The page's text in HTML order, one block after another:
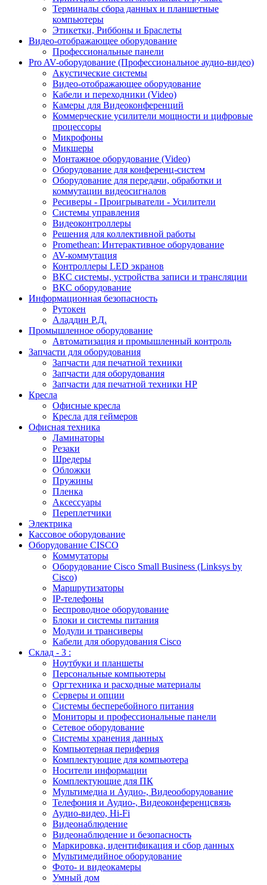
Терминалы сбора данных и планшетные
компьютеры
Этикетки, Риббоны и Браслеты
Видео-отображающее оборудование
Профессиональные панели
Pro AV-оборудование (Профессиональное аудио-видео)
Акустические системы
Видео-отображающее оборудование
Кабели и переходники (Video)
Камеры для Видеоконференций
Коммерческие усилители мощности и цифровые
процессоры
Микрофоны
Микшеры
Монтажное оборудование (Video)
Оборудование для конференц-систем
Оборудование для передачи, обработки и
коммутации видеосигналов
Ресиверы - Проигрыватели - Усилители
Системы управления
Видеоконтроллеры
Решения для коллективной работы
Promethean: Интерактивное оборудование
AV-коммутация
Контроллеры LED экранов
ВКС системы, устройства записи и трансляции
ВКС оборудование
Информационная безопасность
Рутокен
Аладдин Р.Д.
Промышленное оборудование
Автоматизация и промышленный контроль
Запчасти для оборудования
Запчасти для печатной техники
Запчасти для оборудования
Запчасти для печатной техники HP
Кресла
Офисные кресла
Кресла для геймеров
Офисная техника
Ламинаторы
Резаки
Шредеры
Обложки
Пружины
Пленка
Аксессуары
Переплетчики
Электрика
Кассовое оборудование
Оборудование CISCO
Коммутаторы
Оборудование Cisco Small Business (Linksys by
Cisco)
Маршрутизаторы
IP-телефоны
Беспроводное оборудование
Блоки и системы питания
Модули и трансиверы
Кабели для оборудования Cisco
Склад - 3 :
Ноутбуки и планшеты
Персональные компьютеры
Оргтехника и расходные материалы
Серверы и опции
Системы бесперебойного питания
Мониторы и профессиональные панели
Сетевое оборудование
Системы хранения данных
Компьютерная периферия
Комплектующие для компьютера
Носители информации
Комплектующие для ПК
Мультимедиа и Аудио-, Видеооборудование
Телефония и Аудио-, Видеоконференцсвязь
Аудио-видео, Hi-Fi
Видеонаблюдение
Видеонаблюдение и безопасность
Маркировка, идентификация и сбор данных
Мультимедийное оборудование
Фото- и видеокамеры
Умный дом